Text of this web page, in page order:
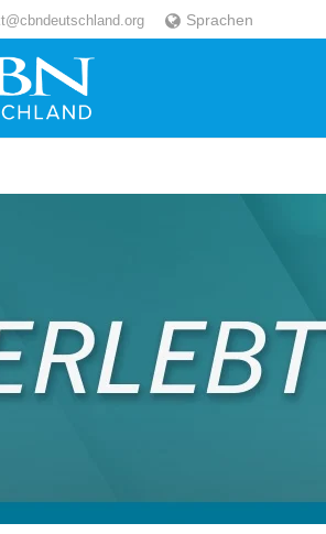
Sprachen